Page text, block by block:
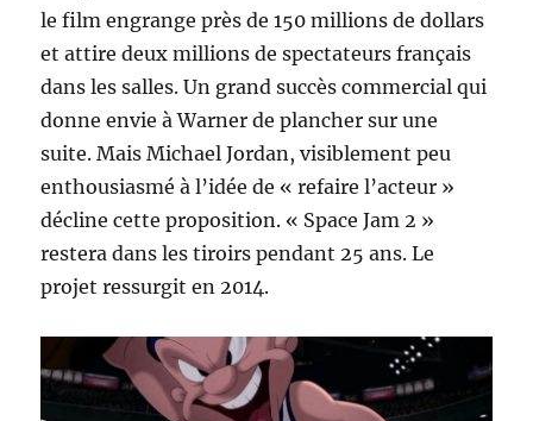
le film engrange près de 150 millions de dollars
et attire deux millions de spectateurs français
dans les salles. Un grand succès commercial qui
donne envie à Warner de plancher sur une
suite. Mais Michael Jordan, visiblement peu
enthousiasmé à l’idée de « refaire l’acteur »
décline cette proposition. « Space Jam 2 »
restera dans les tiroirs pendant 25 ans. Le
projet ressurgit en 2014.